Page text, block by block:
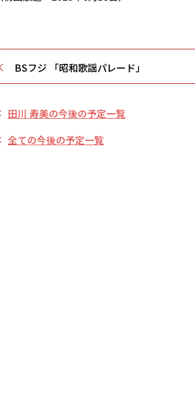
BSフジ 「昭和歌謡パレード」
田川 寿美の今後の予定一覧
全ての今後の予定一覧